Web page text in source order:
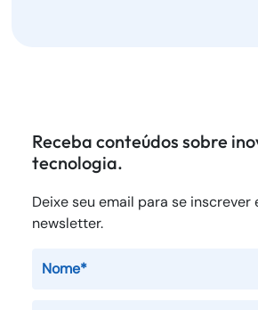
Receba conteúdos sobre
tecnologia.
Deixe seu email para se inscrever
newsletter.